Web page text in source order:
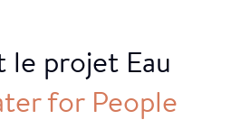
le projet Eau
for People